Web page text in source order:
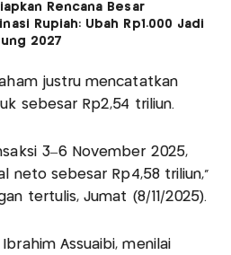
Rencana Besar
Rupiah: Ubah Rp1.000 Jadi
2027
justru mencatatkan
sebesar Rp2,54 triliun.
3–6 November 2025,
neto sebesar Rp4,58 triliun,”
tertulis, Jumat (8/11/2025).
Assuaibi, menilai